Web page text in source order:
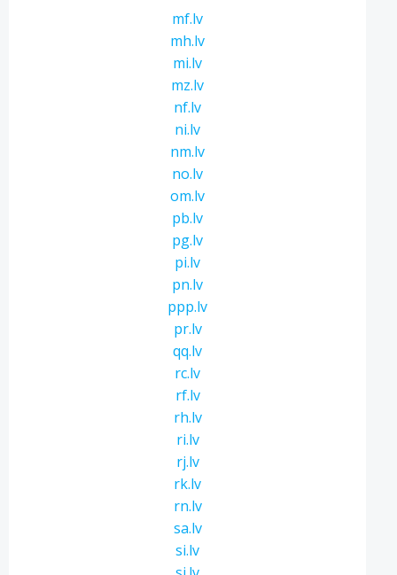
mf.lv
mh.lv
mi.lv
mz.lv
nf.lv
ni.lv
nm.lv
no.lv
om.lv
pb.lv
pg.lv
pi.lv
pn.lv
ppp.lv
pr.lv
qq.lv
rc.lv
rf.lv
rh.lv
ri.lv
rj.lv
rk.lv
rn.lv
sa.lv
si.lv